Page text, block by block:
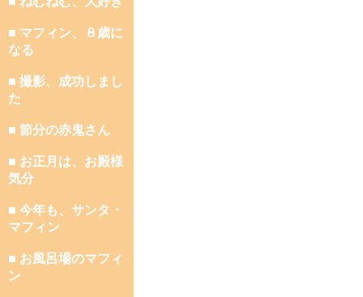
■ マフィン、８歳に
なる
■ 撮影、成功しまし
た
■ 節分の赤鬼さん
■ お正月は、お殿様
気分
■ 今年も、サンタ・
マフィン
■ お風呂場のマフィ
ン